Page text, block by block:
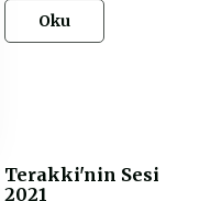
Oku
Terakki'nin Sesi
2021